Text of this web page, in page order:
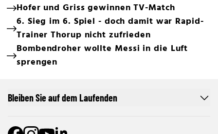
Hofer und Griss gewinnen TV-Match
6. Sieg im 6. Spiel - doch damit war Rapid-
Trainer Thorup nicht zufrieden
Bombendroher wollte Messi in die Luft
sprengen
Bleiben Sie auf dem Laufenden